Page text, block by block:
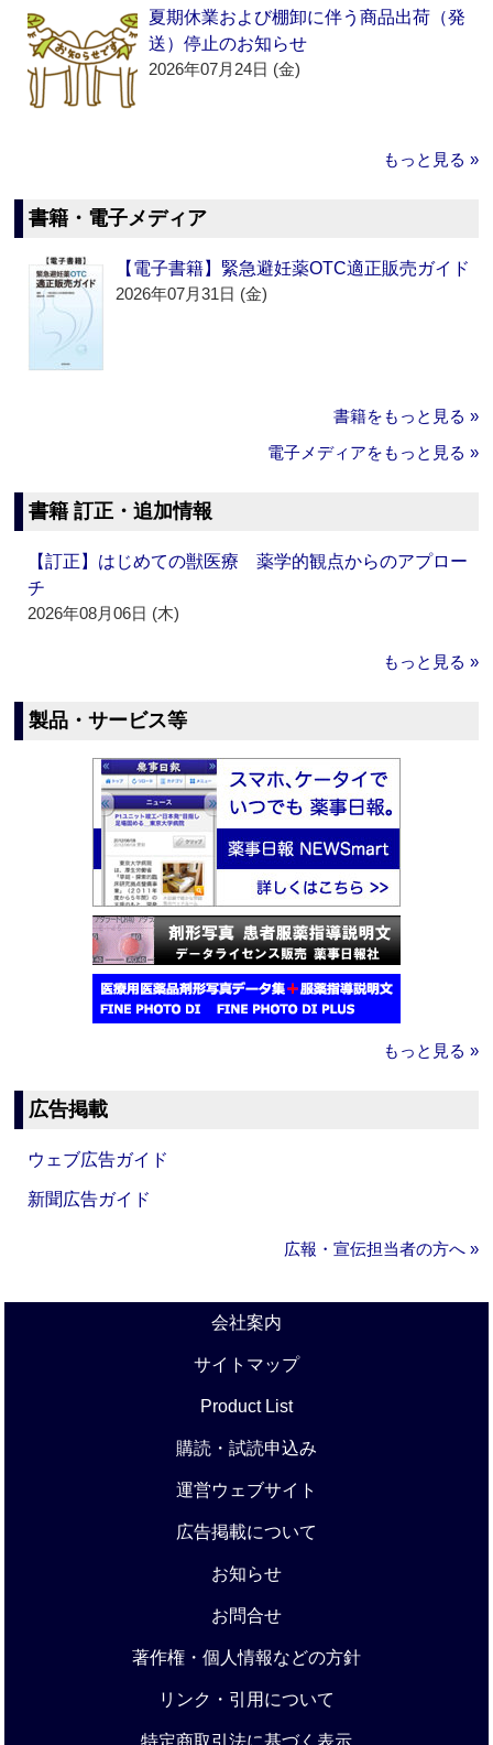
夏期休業および棚卸に伴う商品出荷（発
送）停止のお知らせ
2026年07月24日 (金)
もっと見る »
書籍・電子メディア
【電子書籍】緊急避妊薬OTC適正販売ガイド
2026年07月31日 (金)
書籍をもっと見る »
電子メディアをもっと見る »
書籍 訂正・追加情報
【訂正】はじめての獣医療 薬学的観点からのアプロー
チ
2026年08月06日 (木)
もっと見る »
製品・サービス等
もっと見る »
広告掲載
ウェブ広告ガイド
新聞広告ガイド
広報・宣伝担当者の方へ »
会社案内
サイトマップ
Product List
購読・試読申込み
運営ウェブサイト
広告掲載について
お知らせ
お問合せ
著作権・個人情報などの方針
リンク・引用について